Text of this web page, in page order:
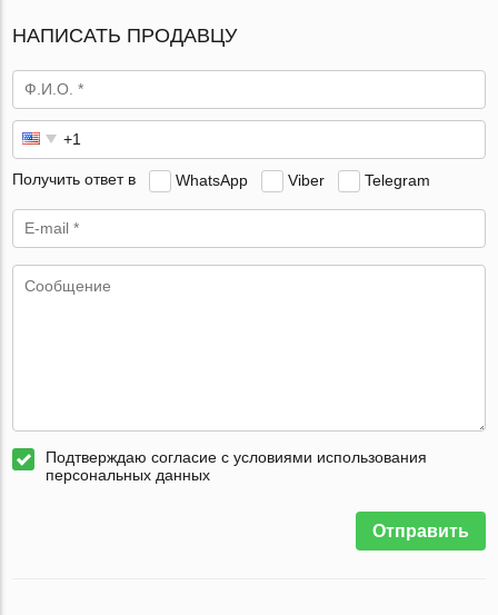
НАПИСАТЬ ПРОДАВЦУ
Получить ответ в WhatsApp Viber Telegram
Подтверждаю согласие с условиями использования
персональных данных
Отправить